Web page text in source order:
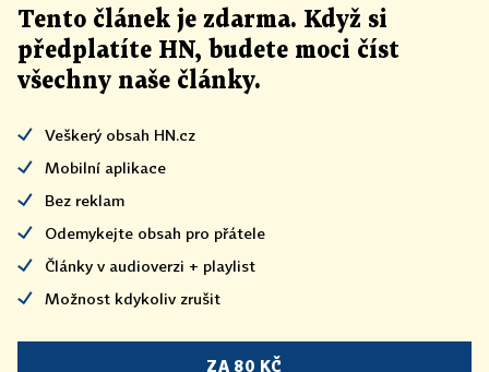
Tento článek je zdarma. Když si
předplatíte HN, budete moci číst
všechny naše články.
Veškerý obsah HN.cz
Mobilní aplikace
Bez reklam
Odemykejte obsah pro přátele
Články v audioverzi + playlist
Možnost kdykoliv zrušit
ZA 80 KČ